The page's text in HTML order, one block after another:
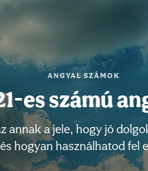
ANGYAL SZÁMOK
es számú
annak a jele, hogy jó
hogyan használhatod fel